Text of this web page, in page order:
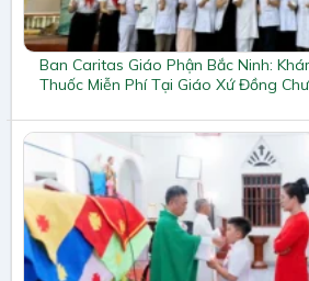
Ban Caritas Giáo Phận Bắc Ninh:
Thuốc Miễn Phí Tại Giáo Xứ Đồng